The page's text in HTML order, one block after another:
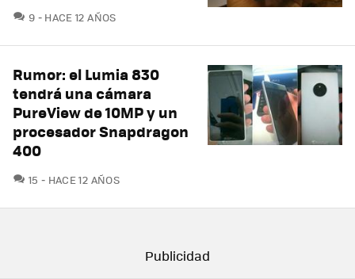
9 COMENTARIOS
HACE 12 AÑOS
Rumor: el Lumia 830
tendrá una cámara
PureView de 10MP y un
procesador Snapdragon
400
15 COMENTARIOS
HACE 12 AÑOS